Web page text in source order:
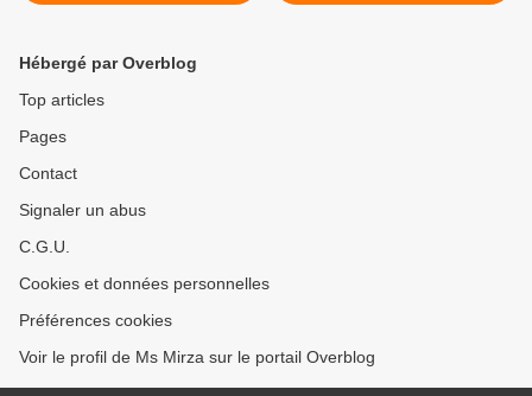
Hébergé par Overblog
Top articles
Pages
Contact
Signaler un abus
C.G.U.
Cookies et données personnelles
Préférences cookies
Voir le profil de Ms Mirza sur le portail Overblog